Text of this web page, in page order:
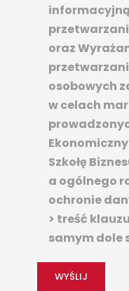
oraz
osobowych
w celach
Szkołę
a ogólnego
ochronie
> treść
samym dole